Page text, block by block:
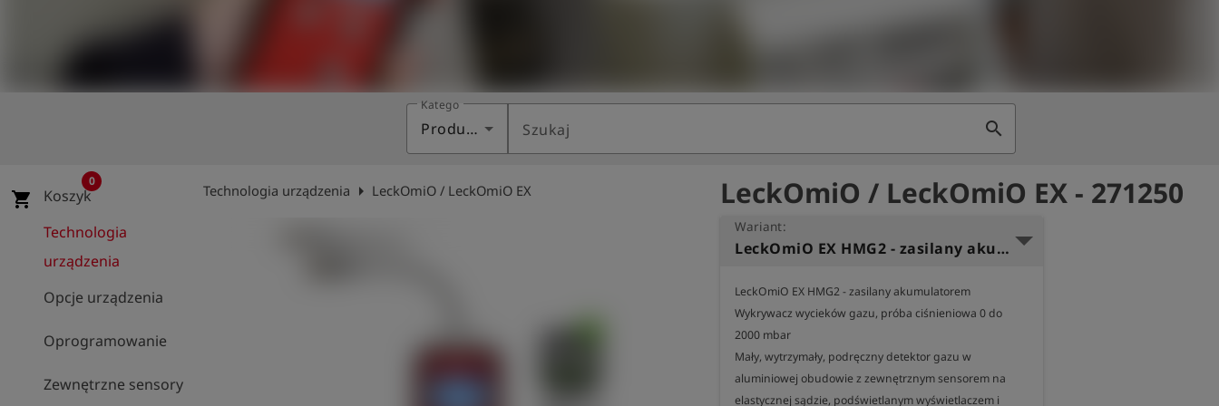
Kategoria
Produkty Szukaj search
shopping_cart Koszyk
0
Technologia
urządzenia
Opcje urządzenia
Oprogramowanie
Zewnętrzne sensory
Technologia urządzenia arrow_right LeckOmiO / LeckOmiO EX LeckOmiO / LeckOmiO EX - 271250
Wariant:
LeckOmiO EX HMG2 - zasilany akumulatorem - wykrywacz wycieków gazu - 2bar
LeckOmiO EX HMG2 - zasilany akumulatorem
Wykrywacz wycieków gazu, próba ciśnieniowa 0 do
2000 mbar
Mały, wytrzymały, podręczny detektor gazu w
aluminiowej obudowie z zewnętrznym sensorem na
elastycznej sądzie, podświetlanym wyświetlaczem i